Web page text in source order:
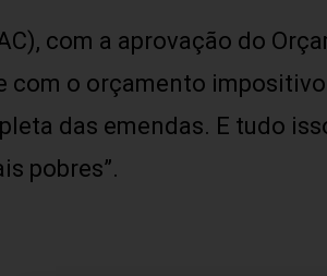
com a aprovação do
com o orçamento
das emendas. E tudo
pobres”.